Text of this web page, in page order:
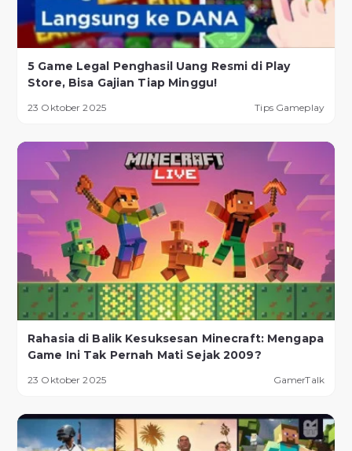
5 Game Legal Penghasil Uang Resmi di Play
Store, Bisa Gajian Tiap Minggu!
23 Oktober 2025 Tips Gameplay
Rahasia di Balik Kesuksesan Minecraft: Mengapa
Game Ini Tak Pernah Mati Sejak 2009?
23 Oktober 2025 GamerTalk